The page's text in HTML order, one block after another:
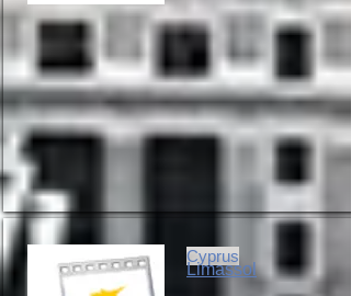
Cyprus
Limassol